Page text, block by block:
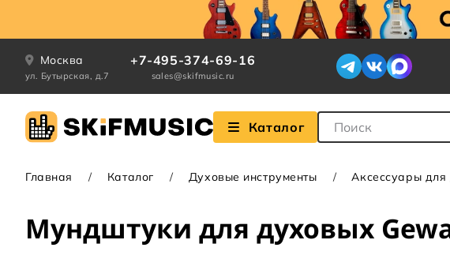
Москва
ул. Бутырская, д.7
+7-495-374-69-16
sales@skifmusic.ru
Каталог Поле для Поиска
Главная Каталог Духовые инструменты Аксессуары для
Мундштуки для духовых